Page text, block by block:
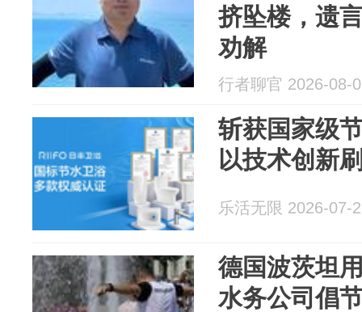
挤坠楼，遗
劝解
行者聊官 2026-08-
斩获国家级
以技术创新
乐活无限 2026-07-
德国波茨坦
水务公司倡